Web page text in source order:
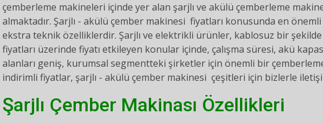
çemberleme makineleri içinde yer alan şarjlı ve akülü çemberleme
almaktadır. Şarjlı - akülü çember makinesi fiyatları konusunda en
ekstra teknik özelliklerdir. Şarjlı ve elektrikli ürünler, kablosuz bir
fiyatları üzerinde fiyatı etkileyen konular içinde, çalışma süresi, akü
alanları geniş, kurumsal segmentteki şirketler için önemli bir
indirimli fiyatlar, şarjlı - akülü çember makinesi çeşitleri için bizlerle
Şarjlı Çember Makinası Özellikleri